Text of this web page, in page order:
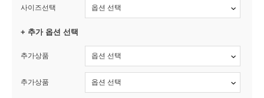
사이즈선택
+ 추가 옵션 선택
추가상품
추가상품